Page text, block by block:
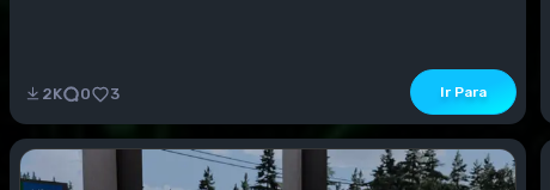
2K 0 3 Ir Para